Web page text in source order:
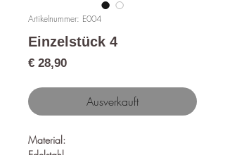
Artikelnummer: E004
Einzelstück 4
€ 28,90Preis
Ausverkauft
Material: